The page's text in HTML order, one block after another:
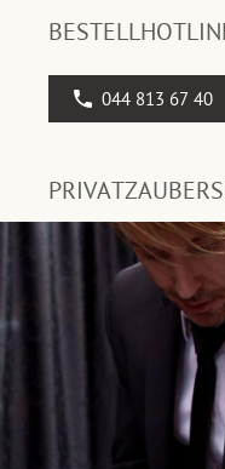
044 813 67 40